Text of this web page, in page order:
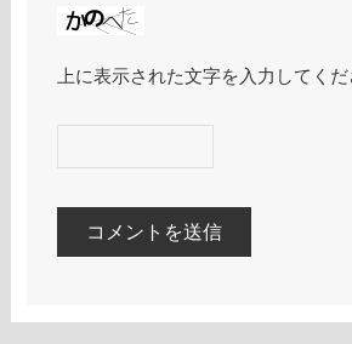
上に表示された文字を入力してくだ